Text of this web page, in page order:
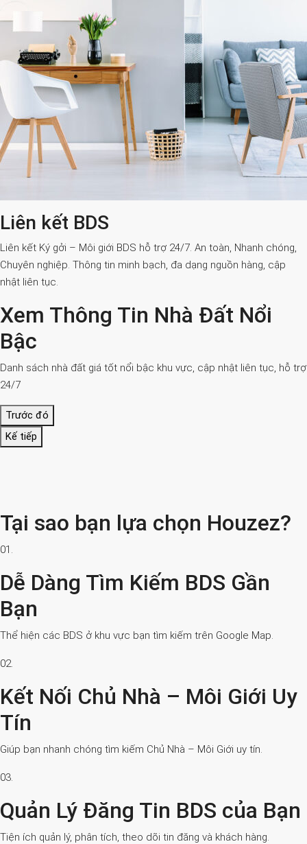
Liên kết BDS
Liên kết Ký gởi – Môi giới BDS hỗ trợ 24/7. An toàn, Nhanh chóng,
Chuyên nghiệp. Thông tin minh bạch, đa dạng nguồn hàng, cập
nhật liên tục.
Xem Thông Tin Nhà Đất Nổi
Bậc
Danh sách nhà đất giá tốt nổi bậc khu vực, cập nhật liên tục, hỗ trợ
24/7
Trước đó
Kế tiếp
Tại sao bạn lựa chọn Houzez?
01.
Dễ Dàng Tìm Kiếm BDS Gần
Bạn
Thể hiện các BDS ở khu vực bạn tìm kiếm trên Google Map.
02.
Kết Nối Chủ Nhà – Môi Giới Uy
Tín
Giúp bạn nhanh chóng tìm kiếm Chủ Nhà – Môi Giới uy tín.
03.
Quản Lý Đăng Tin BDS của Bạn
Tiện ích quản lý, phân tích, theo dõi tin đăng và khách hàng.